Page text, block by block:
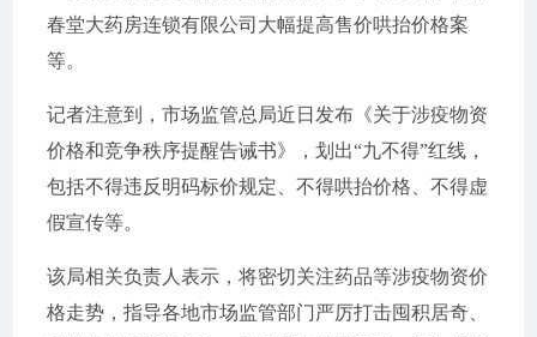
春堂大药房连锁有限公司大幅提高售价哄抬价格案
等。
记者注意到，市场监管总局近日发布《关于涉疫物资
价格和竞争秩序提醒告诫书》，划出“九不得”红线，
包括不得违反明码标价规定、不得哄抬价格、不得虚
假宣传等。
该局相关负责人表示，将密切关注药品等涉疫物资价
格走势，指导各地市场监管部门严厉打击囤积居奇、